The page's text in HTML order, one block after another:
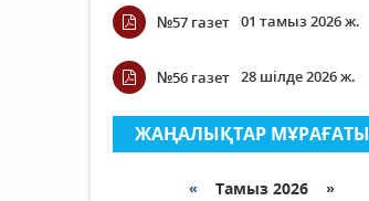
№57 газет 01 тамыз 2026 ж.
№56 газет 28 шілде 2026 ж.
ЖАҢАЛЫҚТАР МҰРАҒАТЫ
« Тамыз 2026 »